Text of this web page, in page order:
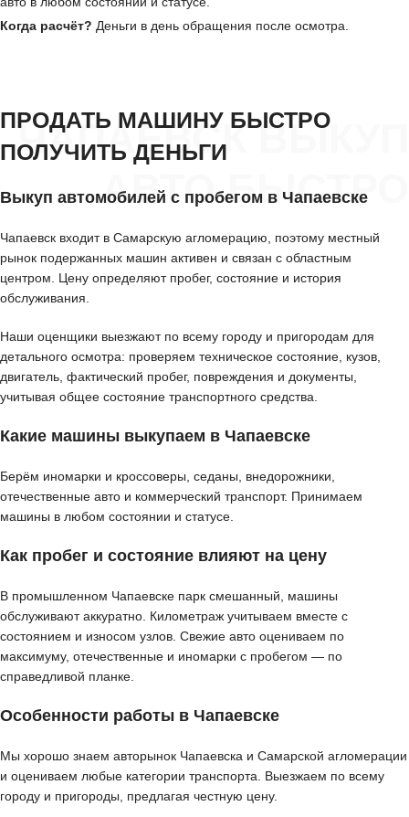
Когда расчёт? Деньги в день обращения после осмотра.
ЧАПАЕВСК ВЫКУП
АВТО БЫСТРО
ПРОДАТЬ МАШИНУ БЫСТРО
ПОЛУЧИТЬ ДЕНЬГИ
Выкуп автомобилей с пробегом в Чапаевске
Чапаевск входит в Самарскую агломерацию, поэтому местный
рынок подержанных машин активен и связан с областным
центром. Цену определяют пробег, состояние и история
обслуживания.
Наши оценщики выезжают по всему городу и пригородам для
детального осмотра: проверяем техническое состояние, кузов,
двигатель, фактический пробег, повреждения и документы,
учитывая общее состояние транспортного средства.
Какие машины выкупаем в Чапаевске
Берём иномарки и кроссоверы, седаны, внедорожники,
отечественные авто и коммерческий транспорт. Принимаем
машины в любом состоянии и статусе.
Как пробег и состояние влияют на цену
В промышленном Чапаевске парк смешанный, машины
обслуживают аккуратно. Километраж учитываем вместе с
состоянием и износом узлов. Свежие авто оцениваем по
максимуму, отечественные и иномарки с пробегом — по
справедливой планке.
Особенности работы в Чапаевске
Мы хорошо знаем авторынок Чапаевска и Самарской агломерации
и оцениваем любые категории транспорта. Выезжаем по всему
городу и пригороды, предлагая честную цену.